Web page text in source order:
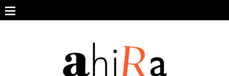
content
ARCHIVO DE REVISTAS